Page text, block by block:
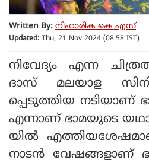
Written By: നിഹാരിക കെ എസ്
Updated: Thu, 21 Nov 2024 (08:58 IST)
നിവേദ്യം എന്ന
ദാസ് മലയാള
പ്പെടുത്തിയ നടിയാണ്
എന്നാണ് ഭാമയുടെ
യിൽ
നാടൻ വേഷങ്ങളാണ്